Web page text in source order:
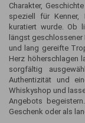
Charakter,
speziell für Kenner,
kuratiert wurde. Ob
längst
und lang gereifte
Herz höherschlagen
sorgfältig
Authentizität und
Whiskyshop und
Angebots
Geschenk oder als